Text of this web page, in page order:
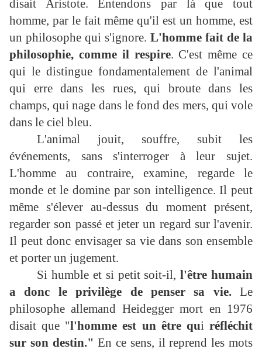
disait Aristote. Entendons par là que tout
homme, par le fait même qu'il est un homme, est
un philosophe qui s'ignore. L'homme fait de la
philosophie, comme il respire. C'est même ce
qui le distingue fondamentalement de l'animal
qui erre dans les rues, qui broute dans les
champs, qui nage dans le fond des mers, qui vole
dans le ciel bleu.
L'animal jouit, souffre, subit les
événements, sans s'interroger à leur sujet.
L'homme au contraire, examine, regarde le
monde et le domine par son intelligence. Il peut
même s'élever au-dessus du moment présent,
regarder son passé et jeter un regard sur l'avenir.
Il peut donc envisager sa vie dans son ensemble
et porter un jugement.
Si humble et si petit soit-il,l'être humain
a donc le privilège de penser sa vie.Le
philosophe allemand Heidegger mort en 1976
disait que "l'homme est un être quiréfléchit
sur son destin." En ce sens, il reprend les mots